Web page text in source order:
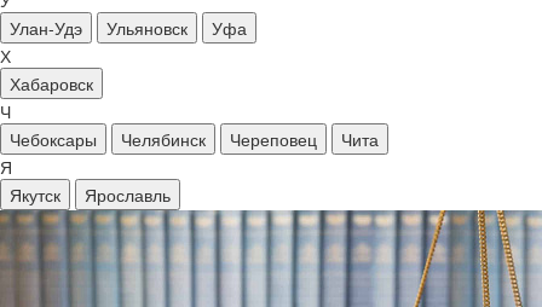
Улан-Удэ
Ульяновск
Уфа
Х
Хабаровск
Ч
Чебоксары
Челябинск Череповец
Чита
Я
Якутск
Ярославль